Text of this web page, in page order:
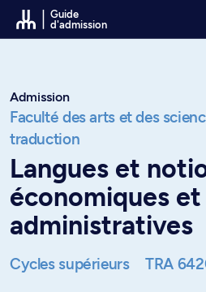
Passer au contenu
Guide
d'admission
Admission
Faculté des arts et des
traduction
Langues et
économiques et
administratives
Cycles supérieurs TRA